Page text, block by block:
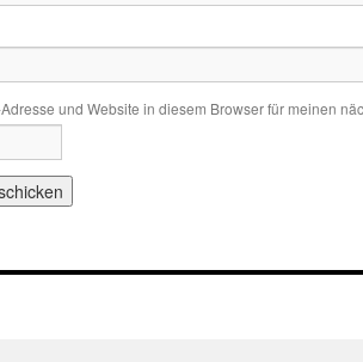
und Website in diesem Browser für meinen